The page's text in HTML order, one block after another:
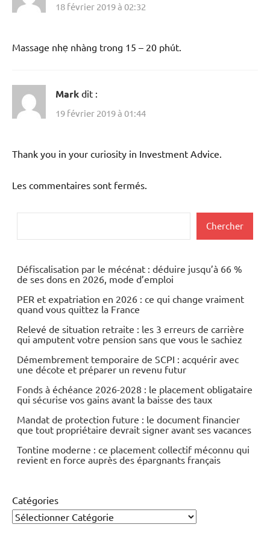
18 février 2019 à 02:32
Massage nhẹ nhàng trong 15 – 20 phút.
Mark dit :
19 février 2019 à 01:44
Thank you in your curiosity in Investment Advice.
Les commentaires sont fermés.
Chercher
Défiscalisation par le mécénat : déduire jusqu’à 66 %
de ses dons en 2026, mode d’emploi
PER et expatriation en 2026 : ce qui change vraiment
quand vous quittez la France
Relevé de situation retraite : les 3 erreurs de carrière
qui amputent votre pension sans que vous le sachiez
Démembrement temporaire de SCPI : acquérir avec
une décote et préparer un revenu futur
Fonds à échéance 2026-2028 : le placement obligataire
qui sécurise vos gains avant la baisse des taux
Mandat de protection future : le document financier
que tout propriétaire devrait signer avant ses vacances
Tontine moderne : ce placement collectif méconnu qui
revient en force auprès des épargnants français
Catégories